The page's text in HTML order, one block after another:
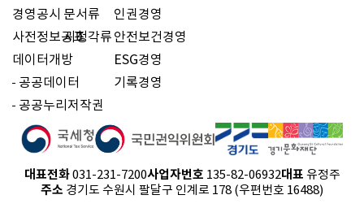
대표전화 031-231-7200사업자번호 135-82-06932대표 유정주
주소 경기도 수원시 팔달구 인계로 178 (우편번호 16488)
경영공시
사전정보공표
데이터개방
공공데이터
공공누리저작권
문서류
시청각류
인권경영
안전보건경영
ESG경영
기록경영